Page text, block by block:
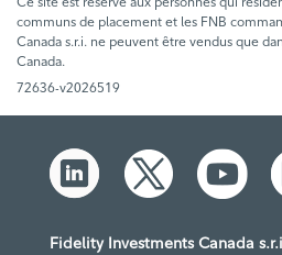
communs de placement et les FNB
Canada s.r.i. ne peuvent être vendus que
Canada.
72636-v2026519
Fidelity Investments Canada